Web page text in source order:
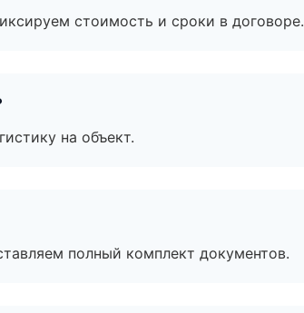
стоимость и сроки в договоре.
на объект.
полный комплект документов.